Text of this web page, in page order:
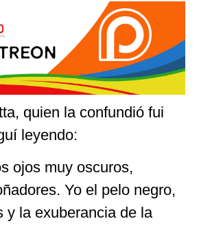
quien la confundió fui
leyendo:
ojos muy oscuros,
Yo el pelo negro,
y la exuberancia de la